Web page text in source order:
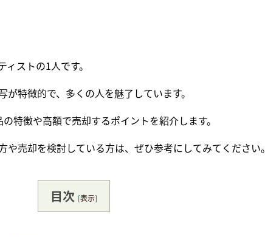
ストの1人です。
特徴的で、多くの人を魅了しています。
特徴や高額で売却するポイントを紹介します。
売却を検討している方は、ぜひ参考にしてみてください。
目次 [表示]